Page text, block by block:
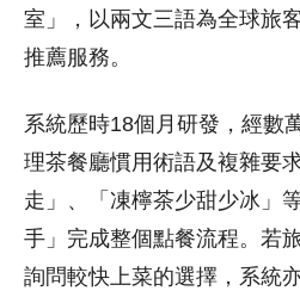
室」，以兩文三語為全球旅
推薦服務。
系統歷時18個月研發，經數
理茶餐廳慣用術語及複雜要
走」、「凍檸茶少甜少冰」
手」完成整個點餐流程。若
詢問較快上菜的選擇，系統